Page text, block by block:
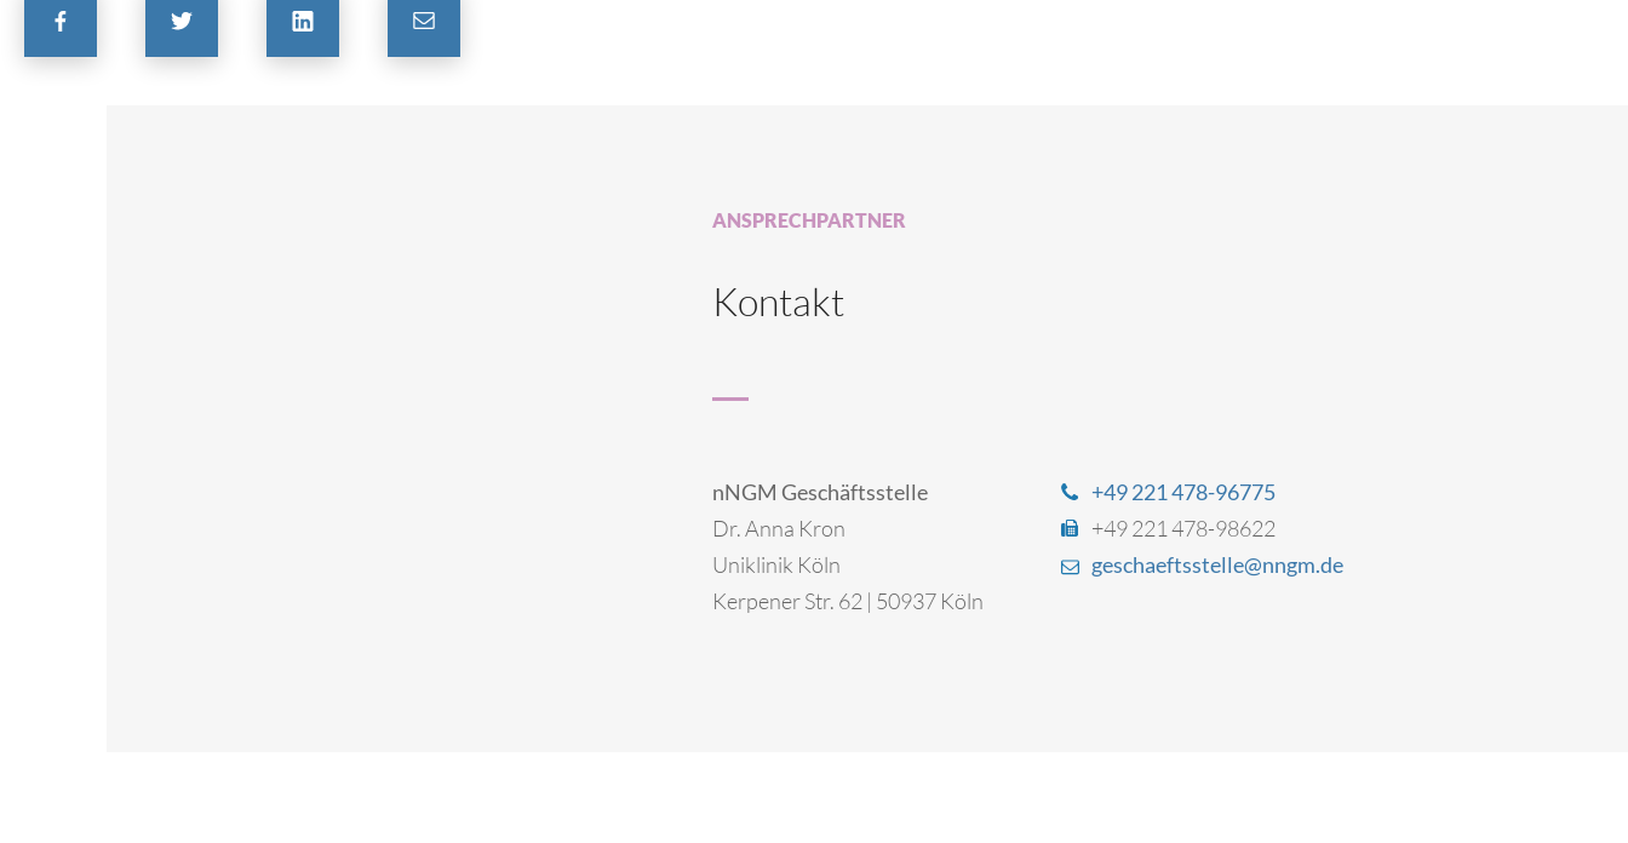
ANSPRECHPARTNER
Kontakt
nNGM Geschäftsstelle
Dr. Anna Kron
Uniklinik Köln
Kerpener Str. 62 | 50937 Köln
+49 221 478-96775
+49 221 478-98622
geschaeftsstelle@nngm.de